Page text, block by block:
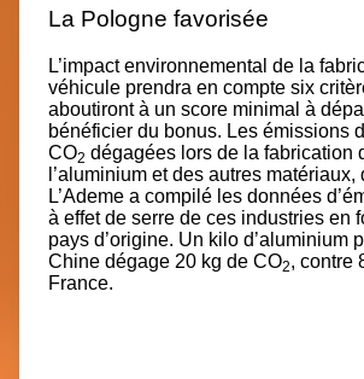
La Pologne favorisée
L’impact environnemental de la
véhicule prendra en compte six
aboutiront à un score minimal à
bénéficier du bonus. Les émissions
CO2 dégagées lors de la fabrication
l’aluminium et des autres matériaux,
L’Ademe a compilé les données
à effet de serre de ces industries en
pays d’origine. Un kilo d’aluminium
Chine dégage 20 kg de CO2, contre
France.